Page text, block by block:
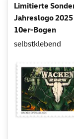
Limitierte
Jahreslogo
10er-Bogen
selbstklebend